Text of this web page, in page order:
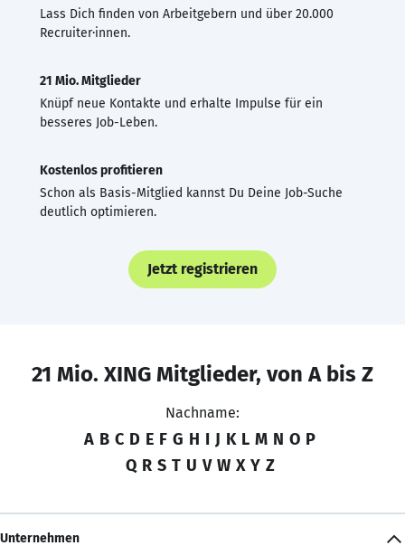
Lass Dich finden von Arbeitgebern und über 20.000
Recruiter·innen.
21 Mio. Mitglieder
Knüpf neue Kontakte und erhalte Impulse für ein
besseres Job-Leben.
Kostenlos profitieren
Schon als Basis-Mitglied kannst Du Deine Job-Suche
deutlich optimieren.
Jetzt registrieren
21 Mio. XING Mitglieder, von A bis Z
Nachname:
A B C D E F G H I J K L M N O P
Q R S T U V W X Y Z
Unternehmen